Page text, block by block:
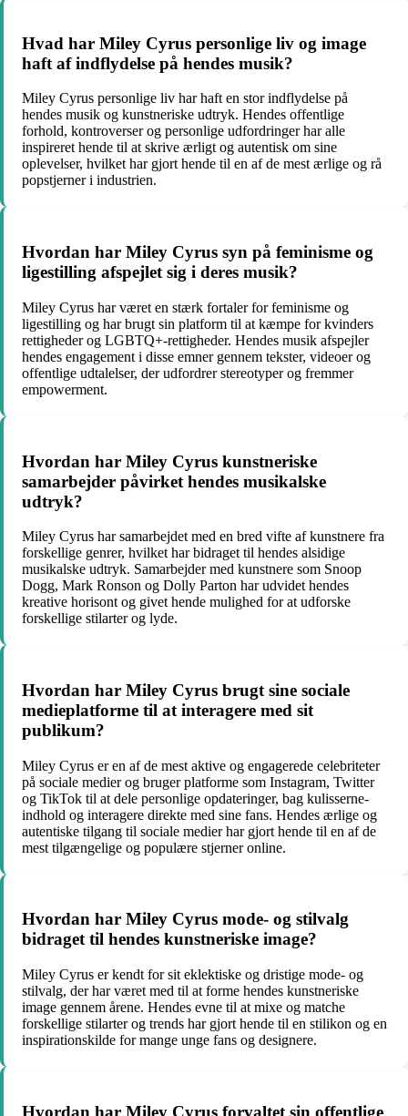
Hvad har Miley Cyrus personlige liv og image
haft af indflydelse på hendes musik?
Miley Cyrus personlige liv har haft en stor indflydelse på
hendes musik og kunstneriske udtryk. Hendes offentlige
forhold, kontroverser og personlige udfordringer har alle
inspireret hende til at skrive ærligt og autentisk om sine
oplevelser, hvilket har gjort hende til en af de mest ærlige og rå
popstjerner i industrien.
Hvordan har Miley Cyrus syn på feminisme og
ligestilling afspejlet sig i deres musik?
Miley Cyrus har været en stærk fortaler for feminisme og
ligestilling og har brugt sin platform til at kæmpe for kvinders
rettigheder og LGBTQ+-rettigheder. Hendes musik afspejler
hendes engagement i disse emner gennem tekster, videoer og
offentlige udtalelser, der udfordrer stereotyper og fremmer
empowerment.
Hvordan har Miley Cyrus kunstneriske
samarbejder påvirket hendes musikalske
udtryk?
Miley Cyrus har samarbejdet med en bred vifte af kunstnere fra
forskellige genrer, hvilket har bidraget til hendes alsidige
musikalske udtryk. Samarbejder med kunstnere som Snoop
Dogg, Mark Ronson og Dolly Parton har udvidet hendes
kreative horisont og givet hende mulighed for at udforske
forskellige stilarter og lyde.
Hvordan har Miley Cyrus brugt sine sociale
medieplatforme til at interagere med sit
publikum?
Miley Cyrus er en af de mest aktive og engagerede celebriteter
på sociale medier og bruger platforme som Instagram, Twitter
og TikTok til at dele personlige opdateringer, bag kulisserne-
indhold og interagere direkte med sine fans. Hendes ærlige og
autentiske tilgang til sociale medier har gjort hende til en af de
mest tilgængelige og populære stjerner online.
Hvordan har Miley Cyrus mode- og stilvalg
bidraget til hendes kunstneriske image?
Miley Cyrus er kendt for sit eklektiske og dristige mode- og
stilvalg, der har været med til at forme hendes kunstneriske
image gennem årene. Hendes evne til at mixe og matche
forskellige stilarter og trends har gjort hende til en stilikon og en
inspirationskilde for mange unge fans og designere.
Hvordan har Miley Cyrus forvaltet sin offentlige